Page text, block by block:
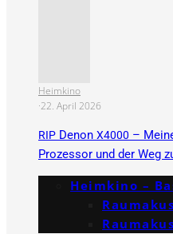
Heimkino
·22. April 2026
RIP Denon X4000 –
Prozessor und der Weg
Heimkino –